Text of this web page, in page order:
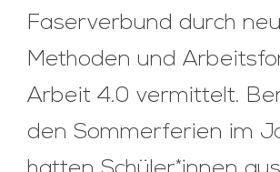
Faserverbund durch
Methoden und
Arbeit 4.0 vermittelt.
den Sommerferien im